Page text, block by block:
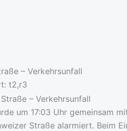
– Verkehrsunfall
t2,r3
um 17:03 Uhr gemeinsam
Straße alarmiert. Beim